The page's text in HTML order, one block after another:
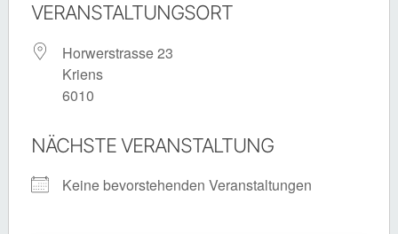
VERANSTALTUNGSORT
Horwerstrasse 23
Kriens
6010
NÄCHSTE VERANSTALTUNG
Keine bevorstehenden Veranstaltungen